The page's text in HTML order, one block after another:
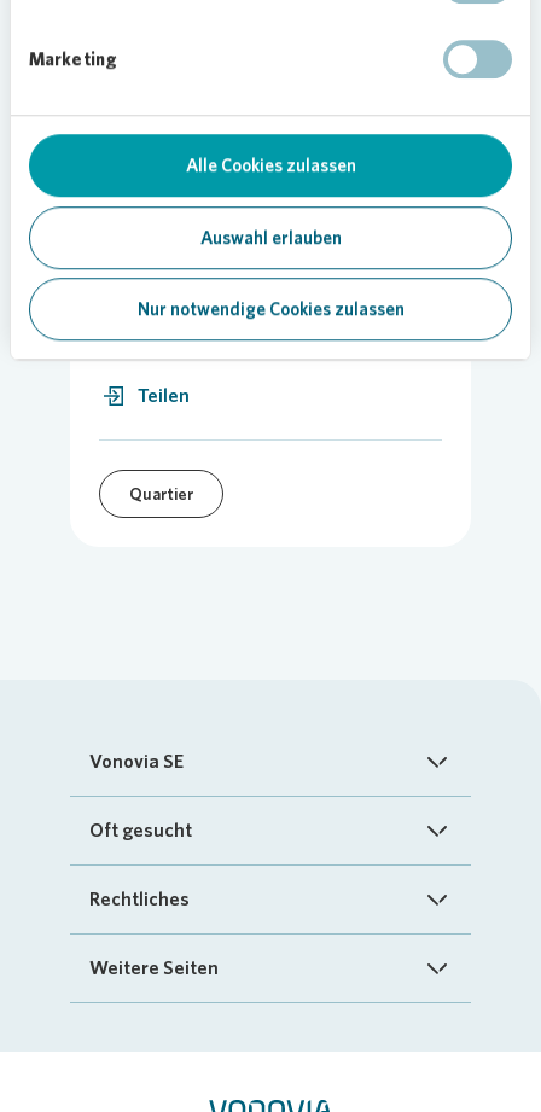
Marketing
Alle Cookies zulassen
Auswahl erlauben
Nur notwendige Cookies zulassen
Die WRD Lokalzeit erfuhr von dem Vorhaben und
„Gartenzeit“ zu unterstützen.
09.10.2020
Teilen
Quartier
Vonovia SE
Startseite
Investoren
Oft gesucht
FAQ
„Mein Vonovia“ App
Mein Zuhause
Rechtliches
Impressum
Weitere Seiten